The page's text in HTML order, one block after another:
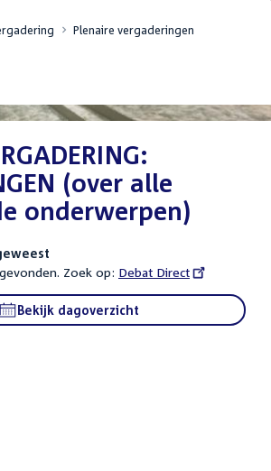
Plenaire vergaderingen
(over alle
onderwerpen)
Zoek op: External
link:
Debat Direct
Bekijk dagoverzicht